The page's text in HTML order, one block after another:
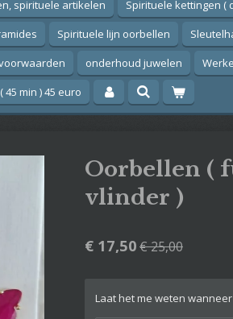
spirituele artikelen Spirituele kettingen (
Spirituele lijn oorbellen
onderhoud juwelen
45 min ) 45 euro
Oorbellen (
vlinder )
€ 17,50€ 25,00
Laat het me weten